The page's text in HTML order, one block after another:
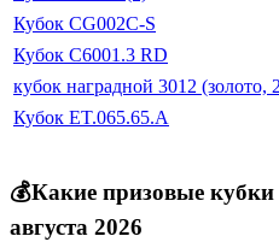
Кубок CG002C-S
Кубок C6001.3 RD
кубок наградной 3012 (золото,
Кубок ET.065.65.A
💰Какие призовые
августа 2026